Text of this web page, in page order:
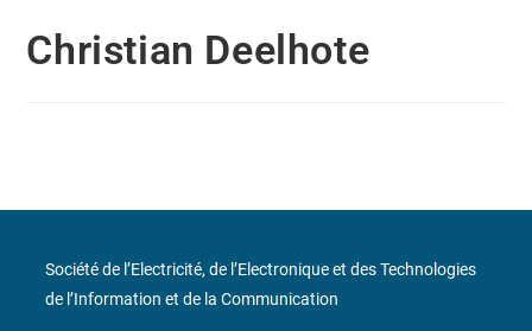
Christian Deelhote
Société de l’Electricité, de l’Electronique et des Technologies
de l’Information et de la Communication